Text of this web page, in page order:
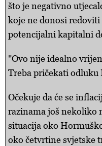
što je negativno
koje ne donosi
potencijalni kapitalni
"Ovo nije idealno
Treba pričekati odluku
Očekuje da će se
razinama još nekoliko
situacija oko
oko četvrtine svjetske